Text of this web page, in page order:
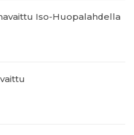
Iso-Huopalahdella